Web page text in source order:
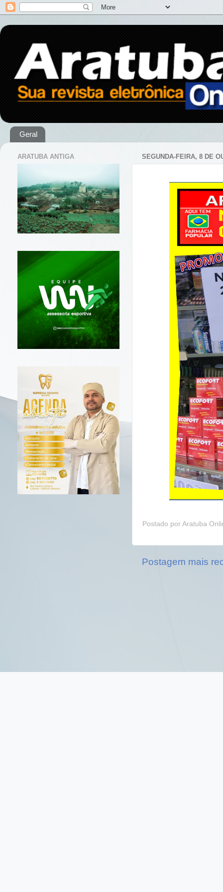
Geral
SEGUNDA-FEIRA, 8 DE
Postado por Aratuba
Postagem mais
ARATUBA ANTIGA